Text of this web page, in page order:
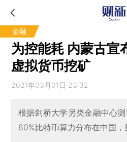
金融
为控能耗 内蒙古宣
虚拟货币挖矿
2021年03月01日 23:32
根据剑桥大学另类金融中心
60%比特币算力分布在中国